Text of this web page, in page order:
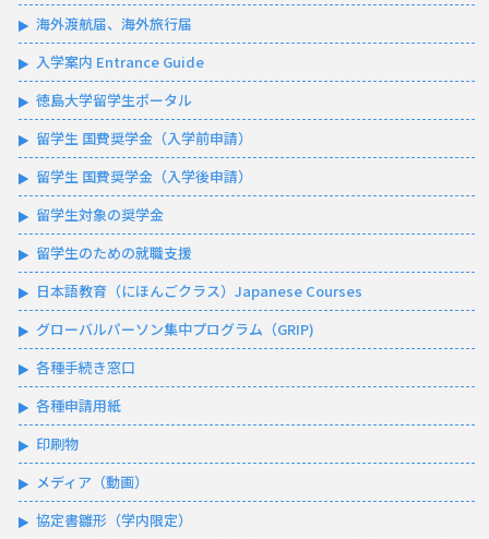
海外渡航届、海外旅行届
入学案内 Entrance Guide
徳島大学留学生ポータル
留学生 国費奨学金（入学前申請）
留学生 国費奨学金（入学後申請）
留学生対象の奨学金
留学生のための就職支援
日本語教育（にほんごクラス）Japanese Courses
グローバルパーソン集中プログラム（GRIP)
各種手続き窓口
各種申請用紙
印刷物
メディア（動画）
協定書雛形（学内限定）